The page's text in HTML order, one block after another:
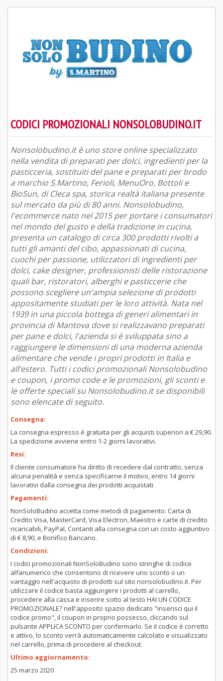
CODICI PROMOZIONALI NONSOLOBUDINO.IT
Nonsolobudino.it è uno store online specializzato
nella vendita di preparati per dolci, ingredienti per la
pasticceria, sostituiti del pane e preparati per brodo
a marchio S.Martino, Ferioli, MenuOro, Bottoli e
BioSun, di Cleca spa, storica realtà italiana presente
sul mercato da più di 80 anni. Nonsolobudino,
l'ecommerce nato nel 2015 per portare i consumatori
nel mondo del gusto e della tradizione in cucina,
presenta un catalogo di circa 300 prodotti rivolti a
tutti gli amanti del cibo, appassionati di cucina,
cuochi per passione, utilizzatori di ingredienti per
dolci, cake designer, professionisti delle ristorazione
quali bar, ristoratori, alberghi e pasticcerie che
possono scegliere un'ampia selezione di prodotti
appositamente studiati per le loro attività. Nata nel
1939 in una piccola bottega di generi alimentari in
provincia di Mantova dove si realizzavano preparati
per pane e dolci, l'azienda si è sviluppata sino a
raggiungere le dimensioni di una moderna azienda
alimentare che vende i propri prodotti in Italia e
all’estero. Tutti i codici promozionali Nonsolobudino
e coupon, i promo code e le promozioni, gli sconti e
le offerte speciali su Nonsolobudino.it se disponibili
sono elencate di seguito.
Consegna:
La consegna espresso è gratuita per gli acquisti superiori a € 29,90.
La spedizione avviene entro 1-2 giorni lavorativi.
Resi:
Il cliente consumatore ha diritto di recedere dal contratto, senza
alcuna penalità e senza specificarne il motivo, entro 14 giorni
lavorativi dalla consegna dei prodotti acquistati.
Pagamenti:
NonSoloBudino accetta come metodi di pagamento: Carta di
Credito Visa, MasterCard, Visa Electron, Maestro e carte di credito
ricaricabili, PayPal, Contanti alla consegna con un costo aggiuntivo
di € 8,90, e Bonifico Bancario.
Condizioni:
I codici promozionali NonSoloBudino sono stringhe di codice
alfanumerico che consentono di ricevere uno sconto o un
vantaggio nell'acquisto di prodotti sul sito nonsolobudino.it. Per
utilizzare il codice basta aggiungere i prodotti al carrello,
procedere alla cassa e inserire sotto al testo HAI UN CODICE
PROMOZIONALE? nell'apposito spazio dedicato "inserisci qui il
codice promo", il coupon in proprio possesso, cliccando sul
pulsante APPLICA SCONTO per confermarlo. Se il codice è corretto
e attivo, lo sconto verrà automaticamente calcolato e visualizzato
nel carrello, prima di procedere al checkout.
Ultimo aggiornamento:
25 marzo 2020